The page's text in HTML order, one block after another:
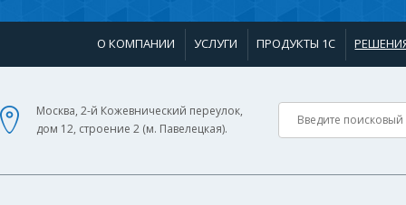
О КОМПАНИИ УСЛУГИ ПРОДУКТЫ 1С
Москва, 2-й Кожевнический переулок,
дом 12, строение 2 (м. Павелецкая).